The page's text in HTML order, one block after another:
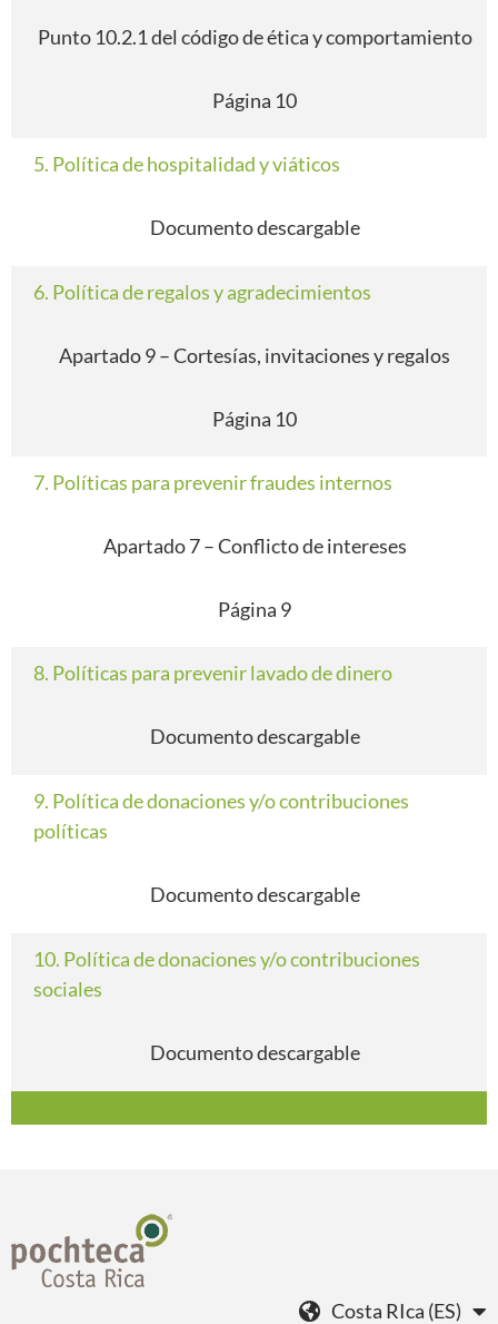
Punto 10.2.1 del código de ética y comportamiento
Página 10
5. Política de hospitalidad y viáticos
Documento descargable
6. Política de regalos y agradecimientos
Apartado 9 – Cortesías, invitaciones y regalos
Página 10
7. Políticas para prevenir fraudes internos
Apartado 7 – Conflicto de intereses
Página 9
8. Políticas para prevenir lavado de dinero
Documento descargable
9. Política de donaciones y/o contribuciones
políticas
Documento descargable
10. Política de donaciones y/o contribuciones
sociales
Documento descargable
Costa RIca (ES)